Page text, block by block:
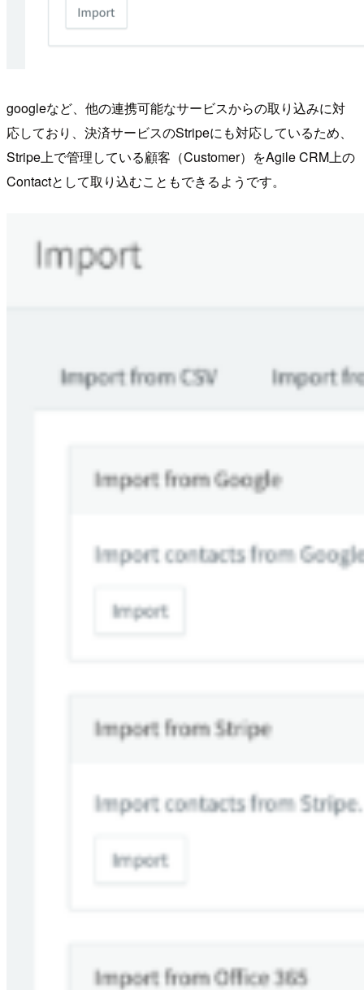
googleなど、他の連携可能なサービスからの取り込みに対
応しており、決済サービスのStripeにも対応しているため、
Stripe上で管理している顧客（Customer）をAgile CRM上の
Contactとして取り込むこともできるようです。